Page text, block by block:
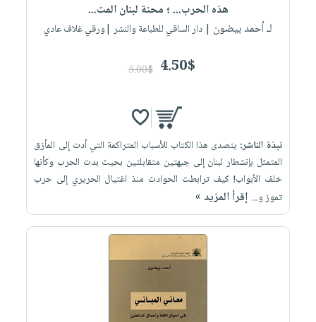
هذه الحرب... ؛ محنة لبنان المت...
لـ أحمد بيضون | دار الساقي للطباعة والنشر |ورقي غلاف عادي
4.50$
5.00$
نبذة الناشر: يتصدى هذا الكتاب للأسباب المتراكمة التي أدت إلى المأزق
المتمثل بإنشطار لبنان إلى جبهتين متقابلتين بحيث بدت الحرب وكأنها
خلف الأبواب! كيف ترابطت الحوادث منذ اغتيال الحريري إلى حرب
تموز و... إقرأ المزيد »